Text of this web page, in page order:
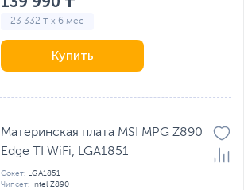
23 332 ₸ x 6 мес
Купить
Материнская плата MSI MPG Z890
Edge TI WiFi, LGA1851
Сокет:
LGA1851
Чипсет: Intel Z890